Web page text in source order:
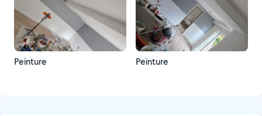
Peinture Peinture